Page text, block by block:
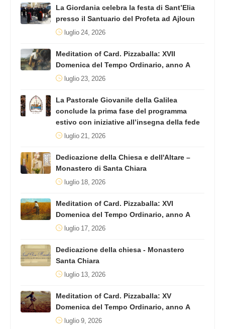
La Giordania celebra la festa di Sant’Elia
presso il Santuario del Profeta ad Ajloun
luglio 24, 2026
Meditation of Card. Pizzaballa: XVII
Domenica del Tempo Ordinario, anno A
luglio 23, 2026
La Pastorale Giovanile della Galilea
conclude la prima fase del programma
estivo con iniziative all’insegna della fede
luglio 21, 2026
Dedicazione della Chiesa e dell'Altare –
Monastero di Santa Chiara
luglio 18, 2026
Meditation of Card. Pizzaballa: XVI
Domenica del Tempo Ordinario, anno A
luglio 17, 2026
Dedicazione della chiesa - Monastero
Santa Chiara
luglio 13, 2026
Meditation of Card. Pizzaballa: XV
Domenica del Tempo Ordinario, anno A
luglio 9, 2026